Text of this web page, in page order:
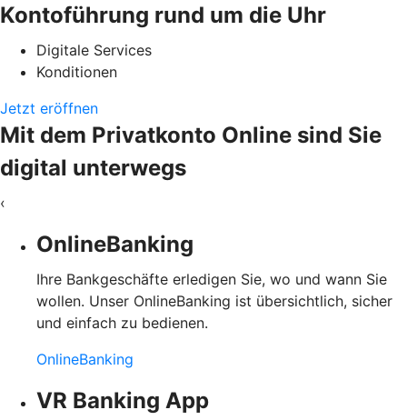
Kontoführung rund um die Uhr
Digitale Services
Konditionen
Jetzt eröffnen
Mit dem Privatkonto Online sind Sie
digital unterwegs
‹
OnlineBanking
Ihre Bankgeschäfte erledigen Sie, wo und wann Sie
wollen. Unser OnlineBanking ist übersichtlich, sicher
und einfach zu bedienen.
OnlineBanking
VR Banking App